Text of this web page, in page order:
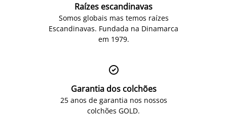
Raízes escandinavas
Somos globais mas temos raízes
Escandinavas. Fundada na Dinamarca
em 1979.

Garantia dos colchões
25 anos de garantia nos nossos
colchões GOLD.